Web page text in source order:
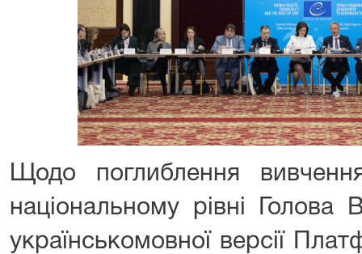
Щодо поглиблення
національному рівні
українськомовної версії